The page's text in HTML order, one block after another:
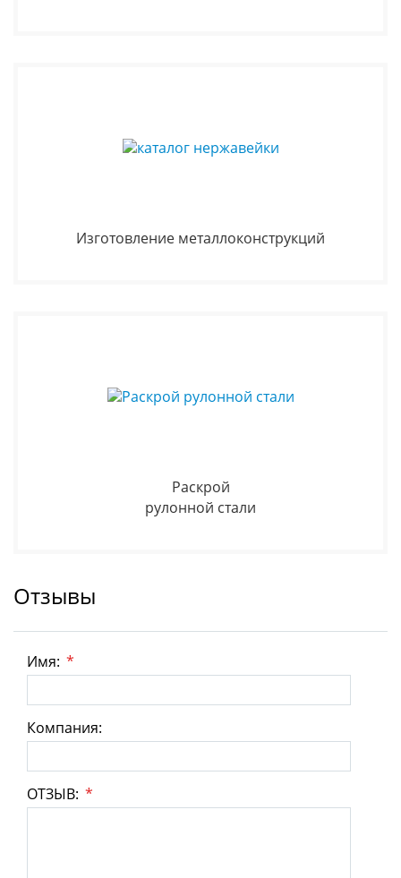
Изготовление металлоконструкций
Раскрой
рулонной стали
Отзывы
Имя: *
Компания:
ОТЗЫВ: *